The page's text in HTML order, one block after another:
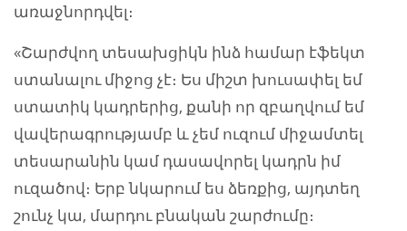
առաջնորդվել։
«Շարժվող տեսախցիկն ինձ համար էֆեկտ
ստանալու միջոց չէ։ Ես միշտ խուսափել եմ
ստատիկ կադրերից, քանի որ զբաղվում եմ
վավերագրությամբ և չեմ ուզում միջամտել
տեսարանին կամ դասավորել կադրն իմ
ուզածով։ Երբ նկարում ես ձեռքից, այդտեղ
շունչ կա, մարդու բնական շարժումը։